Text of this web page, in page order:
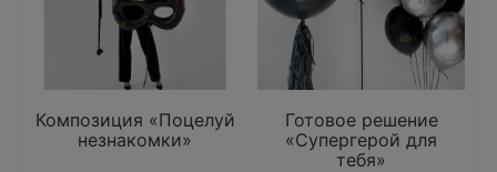
Композиция «Поцелуй
незнакомки»
Готовое решение
«Супергерой для
тебя»